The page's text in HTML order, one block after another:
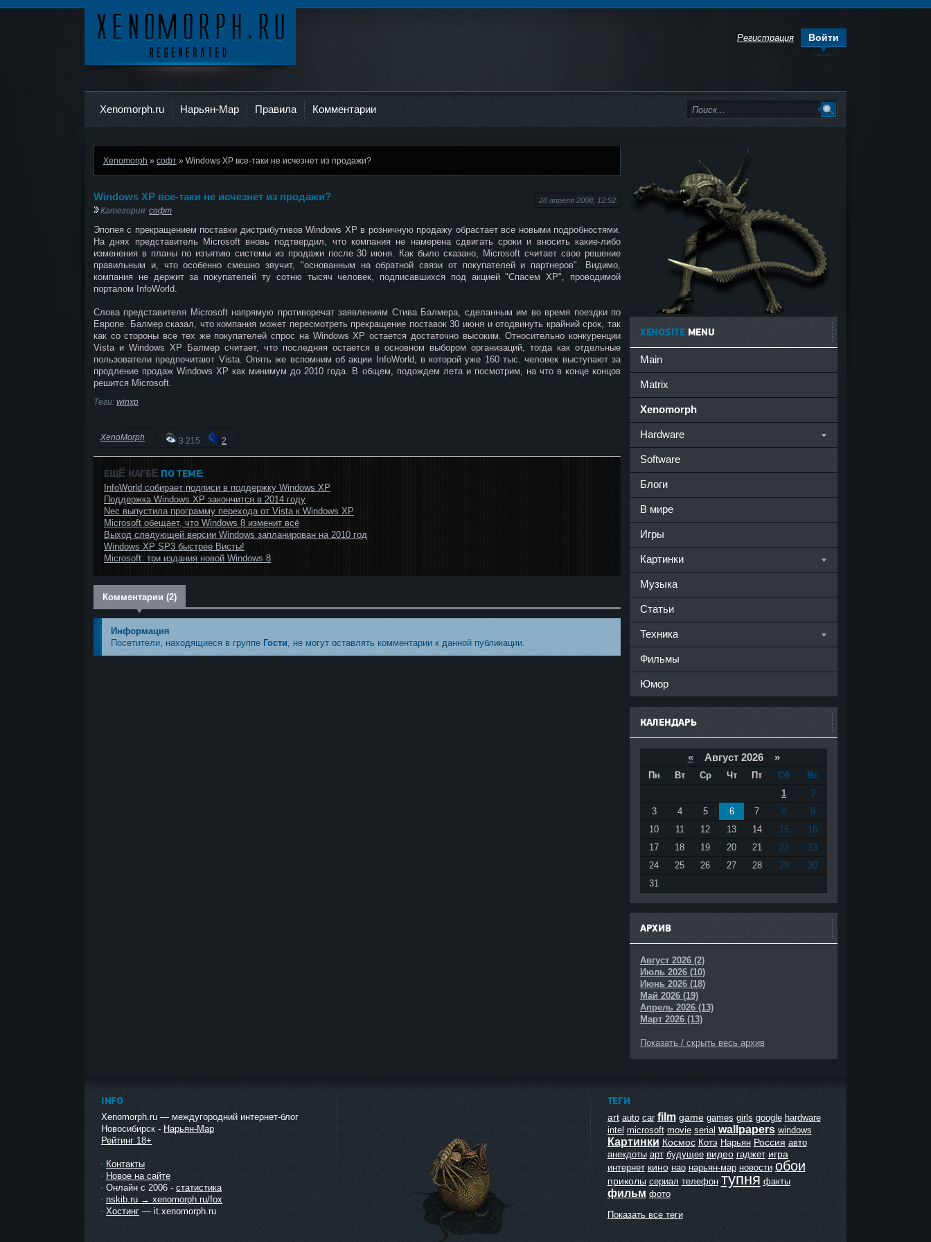
Регистрация Войти
Xenomorph.ru Нарьян-Мар Правила Комментарии
Xenomorph » софт » Windows XP все-таки не исчезнет из продажи?
28 апреля 2008; 12:52
Windows XP все-таки не исчезнет из продажи?
Категория: софт
Эпопея с прекращением поставки дистрибутивов Windows XP в розничную продажу обрастает все новыми подробностями.
На днях представитель Microsoft вновь подтвердил, что компания не намерена сдвигать сроки и вносить какие-либо
изменения в планы по изъятию системы из продажи после 30 июня. Как было сказано, Microsoft считает свое решение
правильным и, что особенно смешно звучит, "основанным на обратной связи от покупателей и партнеров". Видимо,
компания не держит за покупателей ту сотню тысяч человек, подписавшихся под акцией "Спасем XP", проводимой
порталом InfoWorld.
Слова представителя Microsoft напрямую противоречат заявлениям Стива Балмера, сделанным им во время поездки по
Европе. Балмер сказал, что компания может пересмотреть прекращение поставок 30 июня и отодвинуть крайний срок, так
как со стороны все тех же покупателей спрос на Windows XP остается достаточно высоким. Относительно конкуренции
Vista и Windows XP Балмер считает, что последняя остается в основном выбором организаций, тогда как отдельные
пользователи предпочитают Vista. Опять же вспомним об акции InfoWorld, в которой уже 160 тыс. человек выступают за
продление продаж Windows XP как минимум до 2010 года. В общем, подождем лета и посмотрим, на что в конце концов
решится Microsoft.
Теги: winxp
XenoMorph 3 215 2
ЕЩЁ КАГБΕ ПО ТЕМЕ:
InfoWorld собирает подписи в поддержку Windows XP
Поддержка Windows XP закончится в 2014 году
Nec выпустила программу перехода от Vista к Windows XP
Microsoft обещает, что Windows 8 изменит всё
Выход следующей версии Windows запланирован на 2010 год
Windows XP SP3 быстрее Висты!
Microsoft: три издания новой Windows 8
Комментарии (2)
Информация
Посетители, находящиеся в группе Гости , не могут оставлять комментарии к данной публикации.
XENOSITEMENU
Main
Matrix
Xenomorph
Hardware
Software
Блоги
В мире
Игры
Картинки
Музыка
Статьи
Техника
Фильмы
Юмор
КАЛЕНДАРЬ
«Август 2026 »
Пн Вт Ср Чт Пт Сб
Вс
1
2
3
4 5 6 7 8
9
10
11 12 13 14 15
16
17
18 19 20 21 22
23
24
25 26 27 28 29
30
31
АРХИВ
Август 2026 (2)
Июль 2026 (10)
Июнь 2026 (18)
Май 2026 (19)
Апрель 2026 (13)
Март 2026 (13)
Показать / скрыть весь архив
INFO
Xenomorph.ru — междугородний интернет-блог
Новосибирск - Нарьян-Мар
Рейтинг 18+
Контакты
Новое на сайте
Онлайн с 2006 - статистика
nskib.ru → xenomorph.ru/fox
Хостинг — it.xenomorph.ru
ТЕГИ
art auto car film game games girls google hardware
intel microsoft movie serial wallpapers windows
Картинки Космос Котэ Нарьян Россия авто
анекдоты арт будущее видео гаджет игра
интернет кино нао нарьян-мар новости обои
приколы сериал телефон тупня факты
фильм фото
Показать все теги